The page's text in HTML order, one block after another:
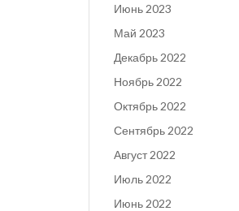
Июнь 2023
Май 2023
Декабрь 2022
Ноябрь 2022
Октябрь 2022
Сентябрь 2022
Август 2022
Июль 2022
Июнь 2022